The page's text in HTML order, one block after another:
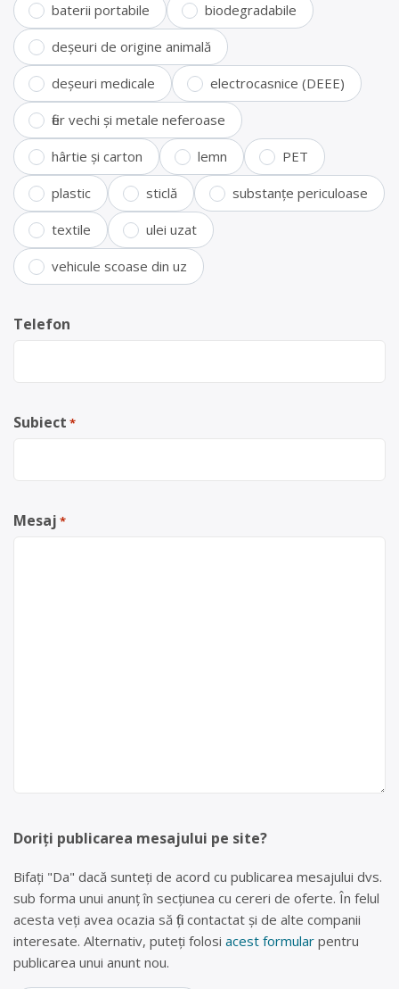
baterii portabile biodegradabile
deșeuri de origine animală
deșeuri medicale electrocasnice (DEEE)
fier vechi și metale neferoase
hârtie și carton lemn PET
plastic sticlă substanțe periculoase
textile ulei uzat
vehicule scoase din uz
Telefon
Subiect *
Mesaj *
Doriți publicarea mesajului pe site?
Bifați "Da" dacă sunteți de acord cu publicarea mesajului dvs.
sub forma unui anunț în secțiunea cu cereri de oferte. În felul
acesta veți avea ocazia să fiți contactat și de alte companii
interesate. Alternativ, puteți folosi acest formular pentru
publicarea unui anunt nou.